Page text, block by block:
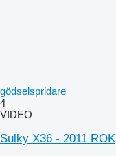
gödselspridare
4
VIDEO
Sulky X36 - 2011 ROK